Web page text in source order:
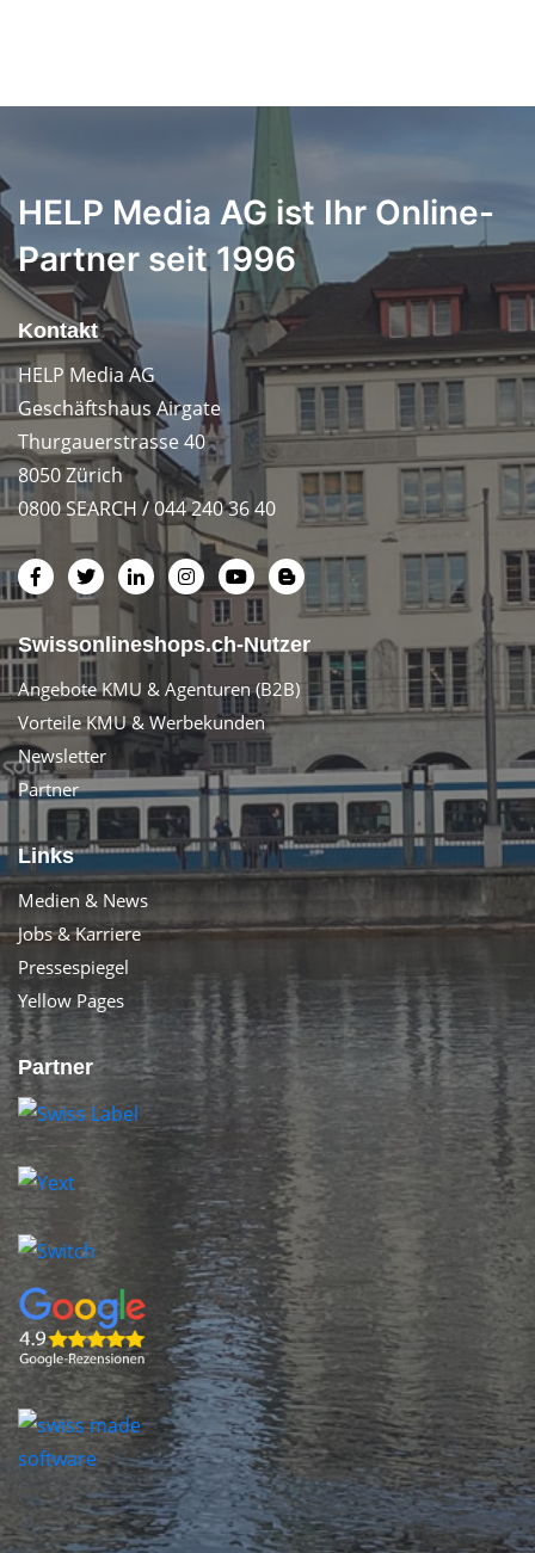
HELP Media AG ist Ihr Online-
Partner seit 1996
Kontakt
HELP Media AG
Geschäftshaus Airgate
Thurgauerstrasse 40
8050 Zürich
0800 SEARCH / 044 240 36 40
Swissonlineshops.ch-Nutzer
Angebote KMU & Agenturen (B2B)
Vorteile KMU & Werbekunden
Newsletter
Partner
Links
Medien & News
Jobs & Karriere
Pressespiegel
Yellow Pages
Partner